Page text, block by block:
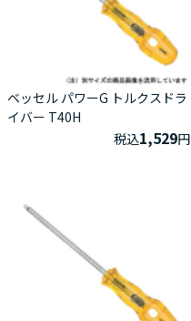
ベッセル パワーG トルクスドラ
イバー T40H
税込1,529円